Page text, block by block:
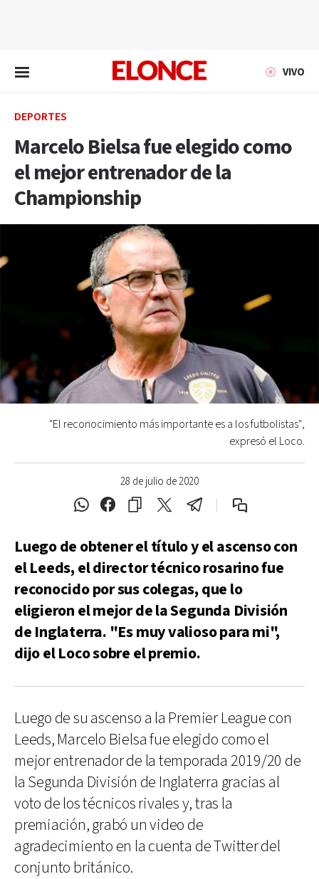
VIVO
DEPORTES
Marcelo Bielsa fue elegido como
el mejor entrenador de la
Championship
28 de julio de 2020
"El reconocimiento más importante es a los futbolistas",
expresó el Loco.
Luego de obtener el título y el ascenso con
el Leeds, el director técnico rosarino fue
reconocido por sus colegas, que lo
eligieron el mejor de la Segunda División
de Inglaterra. "Es muy valioso para mi",
dijo el Loco sobre el premio.
Luego de su ascenso a la Premier League con
Leeds, Marcelo Bielsa fue elegido como el
mejor entrenador de la temporada 2019/20 de
la Segunda División de Inglaterra gracias al
voto de los técnicos rivales y, tras la
premiación, grabó un video de
agradecimiento en la cuenta de Twitter del
conjunto británico.